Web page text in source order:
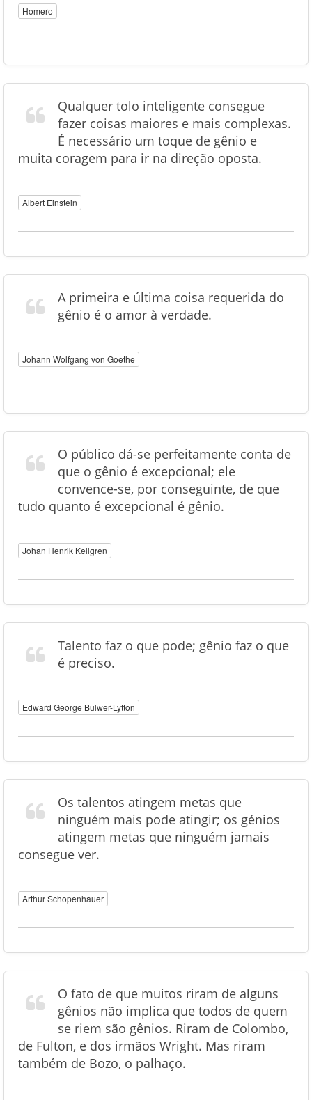
Homero
Qualquer tolo inteligente consegue
fazer coisas maiores e mais complexas.
É necessário um toque de gênio e
muita coragem para ir na direção oposta.
Albert Einstein
A primeira e última coisa requerida do
gênio é o amor à verdade.
Johann Wolfgang von Goethe
O público dá-se perfeitamente conta de
que o gênio é excepcional; ele
convence-se, por conseguinte, de que
tudo quanto é excepcional é gênio.
Johan Henrik Kellgren
Talento faz o que pode; gênio faz o que
é preciso.
Edward George Bulwer-Lytton
Os talentos atingem metas que
ninguém mais pode atingir; os génios
atingem metas que ninguém jamais
consegue ver.
Arthur Schopenhauer
O fato de que muitos riram de alguns
gênios não implica que todos de quem
se riem são gênios. Riram de Colombo,
de Fulton, e dos irmãos Wright. Mas riram
também de Bozo, o palhaço.